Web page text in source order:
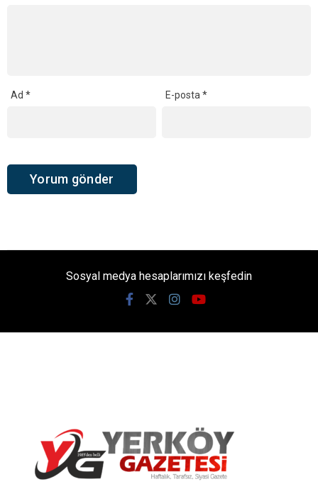
Ad * E-posta*
Sosyal medya hesaplarımızı keşfedin